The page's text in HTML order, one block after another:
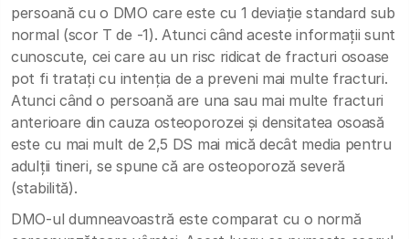
persoană cu o DMO care este cu 1 deviație standard sub
normal (scor T de -1). Atunci când aceste informații sunt
cunoscute, cei care au un risc ridicat de fracturi osoase
pot fi tratați cu intenția de a preveni mai multe fracturi.
Atunci când o persoană are una sau mai multe fracturi
anterioare din cauza osteoporozei și densitatea osoasă
este cu mai mult de 2,5 DS mai mică decât media pentru
adulții tineri, se spune că are osteoporoză severă
(stabilită).
DMO-ul dumneavoastră este comparat cu o normă